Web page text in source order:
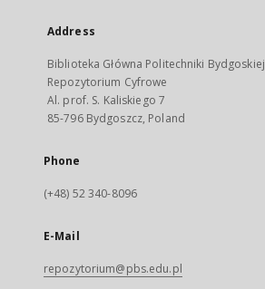
Address
Biblioteka Główna Politechniki Bydgoskiej
Repozytorium Cyfrowe
Al. prof. S. Kaliskiego 7
85-796 Bydgoszcz, Poland
Phone
(+48) 52 340-8096
E-Mail
repozytorium@pbs.edu.pl